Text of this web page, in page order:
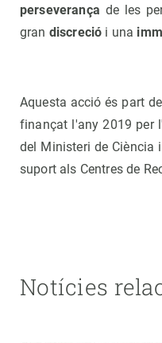
perseverança de les
gran discreció i una
Aquesta acció és part del
finançat l'any 2019 per
del Ministeri de Ciència
suport als Centres de
Notícies